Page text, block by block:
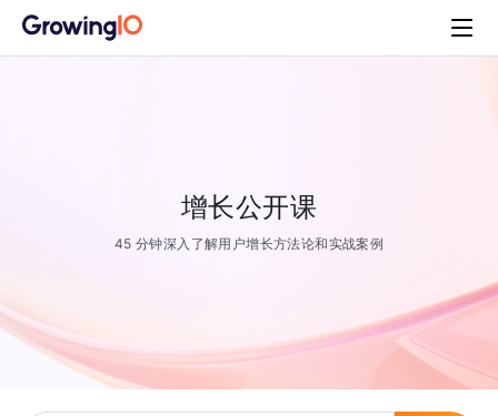
增长公开课
45 分钟深入了解用户增长方法论和实战案例